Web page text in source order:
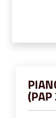
Seguici